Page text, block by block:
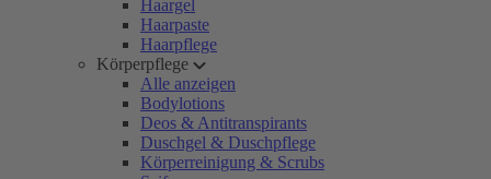
Haargel
Haarpaste
Haarpflege
Körperpflege
Alle anzeigen
Bodylotions
Deos & Antitranspirants
Duschgel & Duschpflege
Körperreinigung & Scrubs